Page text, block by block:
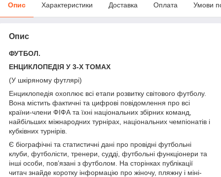
Опис Характеристики Доставка Оплата Умови
Опис
ФУТБОЛ.
ЕНЦИКЛОПЕДІЯ У 3-Х ТОМАХ
(У шкіряному футлярі)
Енциклопедія охоплює всі етапи розвитку світового футболу.
Вона містить фактичні та цифрові повідомлення про всі
країни-члени ФІФА та їхні національних збірних команд,
найбільших міжнародних турнірах, національних чемпіонатів і
кубківних турнірів.
Є біографічні та статистичні дані про провідні футбольні
клуби, футболісти, тренери, судді, футбольні функціонери та
інші особи, пов’язані з футболом. На сторінках публікації
читач знайде коротку інформацію про жіночу, пляжну і міні-